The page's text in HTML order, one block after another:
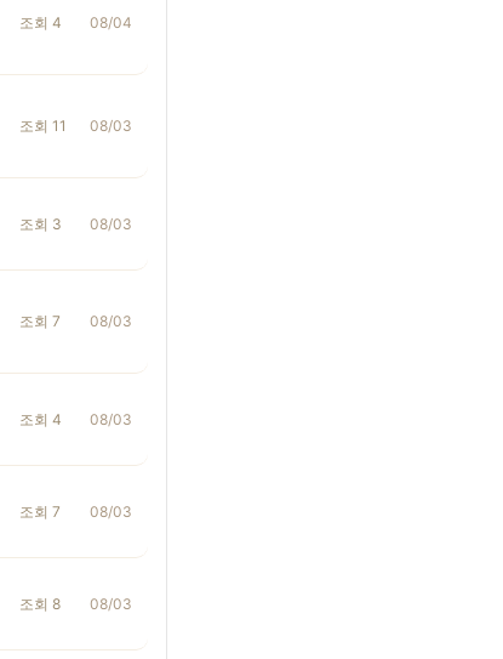
조회 4 08/04
조회 11 08/03
조회 3 08/03
조회 7 08/03
조회 4 08/03
조회 7 08/03
조회 8 08/03